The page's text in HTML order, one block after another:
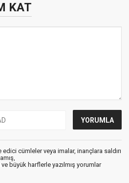
KAT
cümleler veya imalar, inançlara saldırı
büyük harflerle yazılmış yorumlar